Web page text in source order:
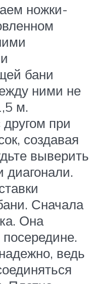
ножки-
бани
ними не
м.
при
создавая
выверить
диагонали.
Сначала
Она
посередине.
ведь